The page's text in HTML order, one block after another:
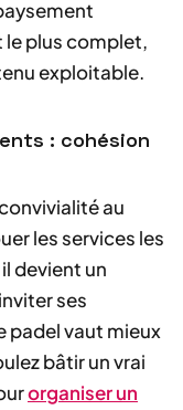
plus complet,
exploitable.
: cohésion
au
les services les
devient un
ses
padel vaut mieux
bâtir un vrai
organiser un